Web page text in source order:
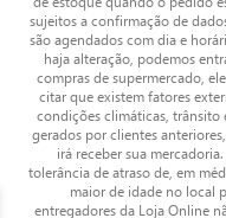
sujeitos a confirmação de
são agendados com dia e
haja alteração, podemos
compras de supermercado,
citar que existem fatores
condições climáticas, trânsito
gerados por clientes
irá receber sua
tolerância de atraso de, em
maior de idade no local
entregadores da Loja Online